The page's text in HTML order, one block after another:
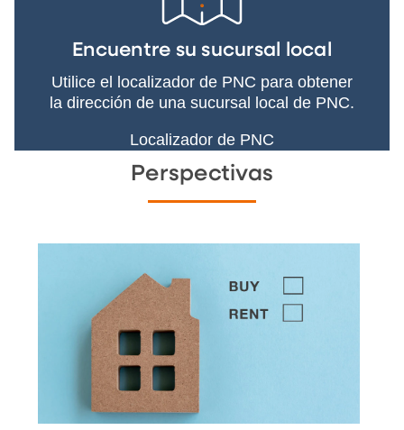
Encuentre su sucursal local
Utilice el localizador de PNC para obtener
la dirección de una sucursal local de PNC.
Localizador de PNC
Perspectivas